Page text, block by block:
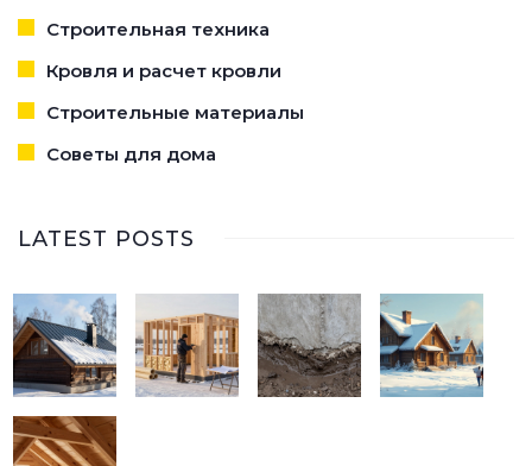
Строительная техника
Кровля и расчет кровли
Строительные материалы
Советы для дома
LATEST POSTS